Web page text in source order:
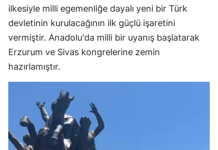
ilkesiyle milli egemenliğe dayalı yeni bir Türk
devletinin kurulacağının ilk güçlü işaretini
vermiştir. Anadolu'da milli bir uyanış başlatarak
Erzurum ve Sivas kongrelerine zemin
hazırlamıştır.